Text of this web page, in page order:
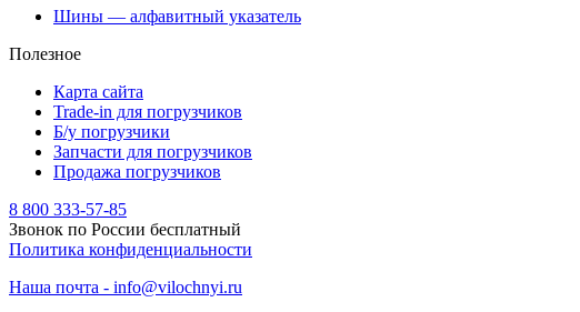
Шины — алфавитный указатель
Полезное
Карта сайта
Trade-in для погрузчиков
Б/у погрузчики
Запчасти для погрузчиков
Продажа погрузчиков
8 800 333-57-85
Звонок по России бесплатный
Политика конфиденциальности
Наша почта - info@vilochnyi.ru